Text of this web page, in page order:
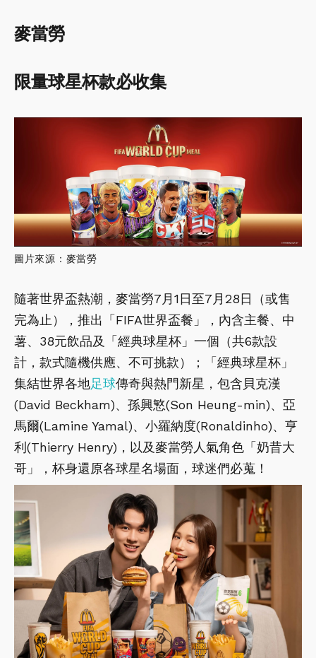
麥當勞
限量球星杯款必收集
圖片來源：麥當勞
隨著世界盃熱潮，麥當勞7月1日至7月28日（或售
完為止），推出「FIFA世界盃餐」，內含主餐、中
薯、38元飲品及「經典球星杯」一個（共6款設
計，款式隨機供應、不可挑款）；「經典球星杯」
集結世界各地足球傳奇與熱門新星，包含貝克漢
(David Beckham)、孫興慜(Son Heung-min)、亞
馬爾(Lamine Yamal)、小羅納度(Ronaldinho)、亨
利(Thierry Henry)，以及麥當勞人氣角色「奶昔大
哥」，杯身還原各球星名場面，球迷們必蒐！